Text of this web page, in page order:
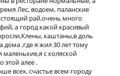
Лес, водоем, паланские
рай,очень много
а город какой красивый
каштаны,в доль
дома ,где я жил 30 лет тому
маленькие,я с коляской
этой алее .
всех, счастье всем городу